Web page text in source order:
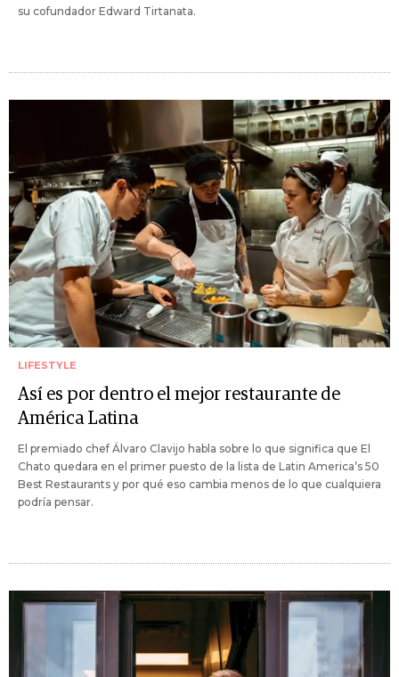
su cofundador Edward Tirtanata.
LIFESTYLE
Así es por dentro el mejor restaurante de
América Latina
El premiado chef Álvaro Clavijo habla sobre lo que significa que El
Chato quedara en el primer puesto de la lista de Latin America’s 50
Best Restaurants y por qué eso cambia menos de lo que cualquiera
podría pensar.